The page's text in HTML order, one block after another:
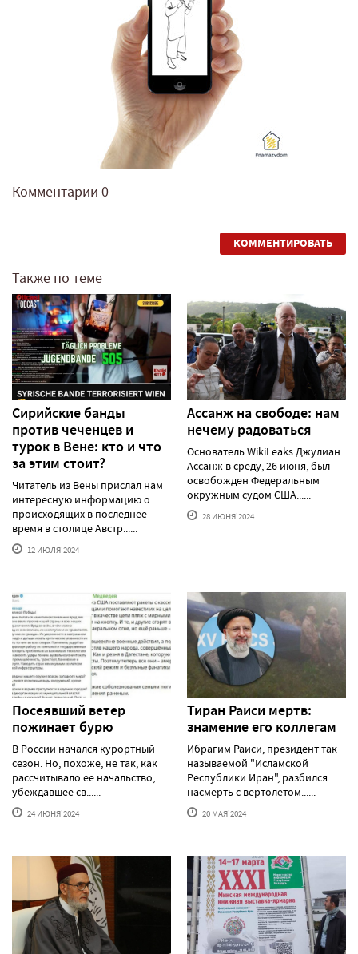
Комментарии 0
КОММЕНТИРОВАТЬ
Также по теме
Сирийские банды
против чеченцев и
турок в Вене: кто и что
за этим стоит?
Читатель из Вены прислал нам
интересную информацию о
происходящих в последнее
время в столице Австр......
12 ИЮЛЯ'2024
Ассанж на свободе: нам
нечему радоваться
Основатель WikiLeaks Джулиан
Ассанж в среду, 26 июня, был
освобожден Федеральным
окружным судом США......
28 ИЮНЯ'2024
Посеявший ветер
пожинает бурю
В России начался курортный
сезон. Но, похоже, не так, как
рассчитывало ее начальство,
убеждавшее св......
24 ИЮНЯ'2024
Тиран Раиси мертв:
знамение его коллегам
Ибрагим Раиси, президент так
называемой "Исламской
Республики Иран", разбился
насмерть с вертолетом......
20 МАЯ'2024